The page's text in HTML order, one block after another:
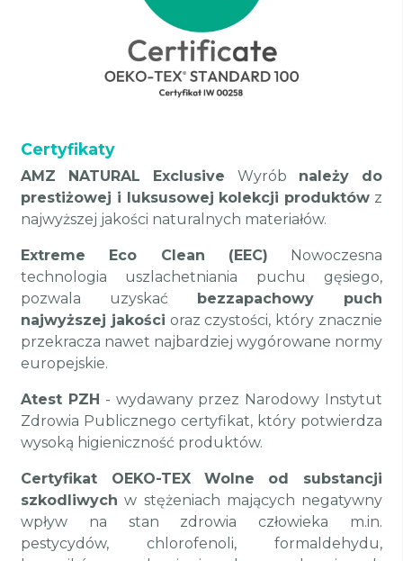
Certyfikaty
AMZ NATURAL Exclusive Wyrób należy do
prestiżowej i luksusowej kolekcji produktów z
najwyższej jakości naturalnych materiałów.
Extreme Eco Clean (EEC) Nowoczesna
technologia uszlachetniania puchu gęsiego,
pozwala uzyskać
bezzapachowy puch
najwyższej jakości oraz czystości, który znacznie
przekracza nawet najbardziej wygórowane normy
europejskie.
Atest PZH - wydawany przez Narodowy Instytut
Zdrowia Publicznego certyfikat, który potwierdza
wysoką higieniczność produktów.
Certyfikat OEKO-TEX
Wolne od substancji
szkodliwych w stężeniach mających negatywny
wpływ na stan zdrowia człowieka m.in.
pestycydów, chlorofenoli, formaldehydu,